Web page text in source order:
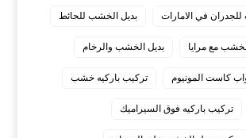
في الامارات بديل الخشب للحائط
مع مرايا بديل الخشب والرخام
كاست المونيوم تركيب باركيه خشب
تركيب باركيه فوق السيراميك